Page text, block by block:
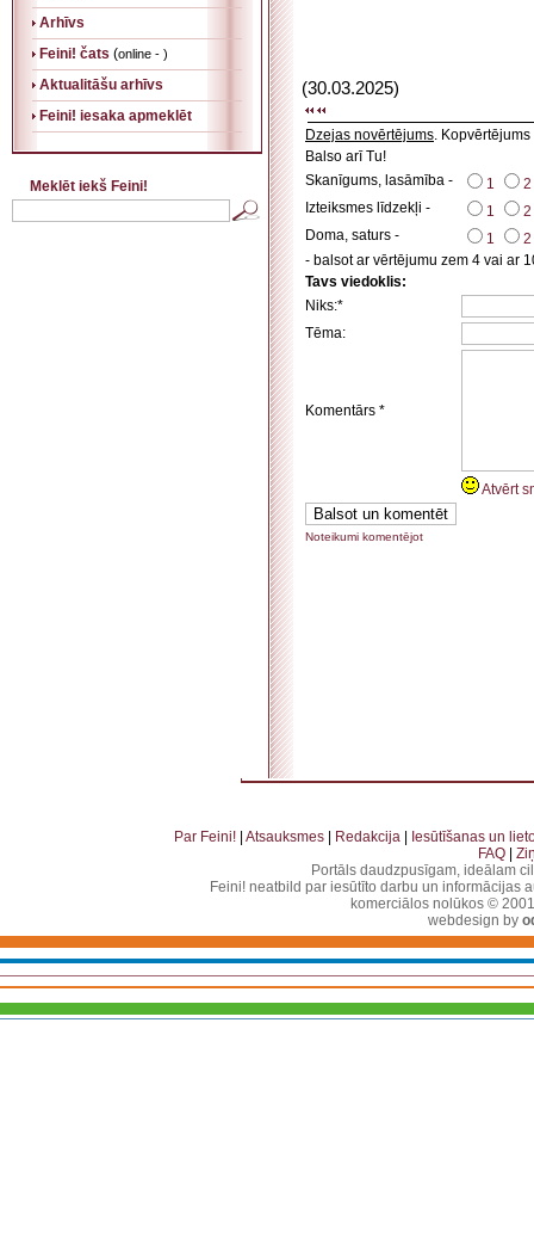
Arhīvs
Feini! čats (online - )
Aktualitāšu arhīvs
Feini! iesaka apmeklēt
Meklēt iekš Feini!
(30.03.2025)
Dzejas novērtējums.
Balso arī Tu!
Skanīgums, lasāmība -
1
2
Izteiksmes līdzekļi -
1
2
Doma, saturs -
1
2
- balsot ar vērtējumu zem 4 vai ar
Tavs viedoklis:
Niks:*
Tēma:
Komentārs *
Atvērt
Noteikumi komentējot
Par Feini! Atsauksmes Redakcija
Iesūtīšanas un
FAQ
Portāls daudzpusīgam, ideālam
Feini! neatbild par iesūtīto darbu un informācijas
komerciālos nolūkos ©
webdesign by